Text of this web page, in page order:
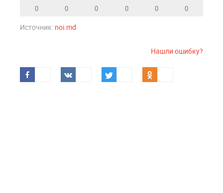
0 0 0 0 0 0
Источник: noi.md
Нашли ошибку?